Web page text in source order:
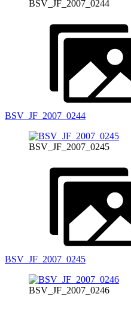
BSV_JF_2007_0244
BSV_JF_2007_0244
BSV_JF_2007_0245
BSV_JF_2007_0245
BSV_JF_2007_0246